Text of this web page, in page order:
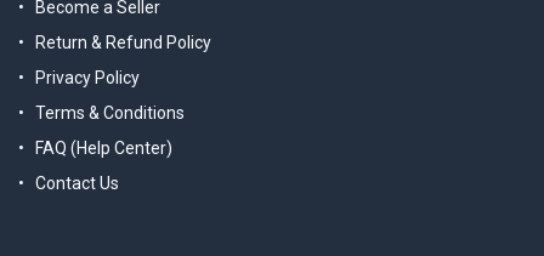
Become a Seller
Return & Refund Policy
Privacy Policy
Terms & Conditions
FAQ (Help Center)
Contact Us